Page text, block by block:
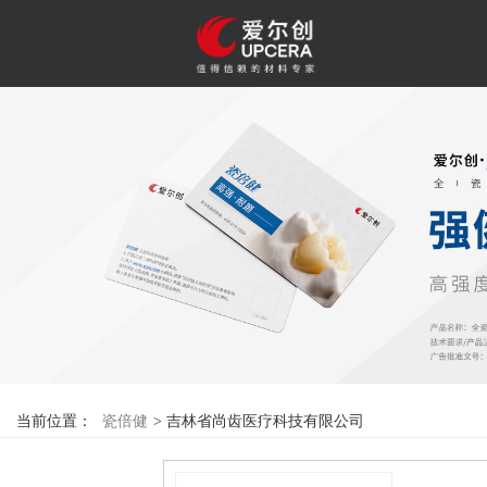
当前位置： 瓷倍健 > 吉林省尚齿医疗科技有限公司